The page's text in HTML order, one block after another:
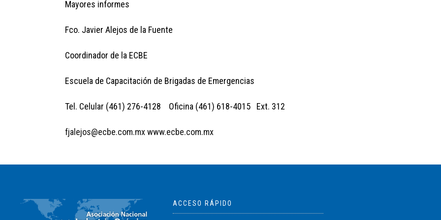
Mayores informes
Fco. Javier Alejos de la Fuente
Coordinador de la ECBE
Escuela de Capacitación de Brigadas de Emergencias
Tel. Celular (461) 276-4128 Oficina (461) 618-4015 Ext. 312
fjalejos@ecbe.com.mxwww.ecbe.com.mx
ACCESO RÁPIDO